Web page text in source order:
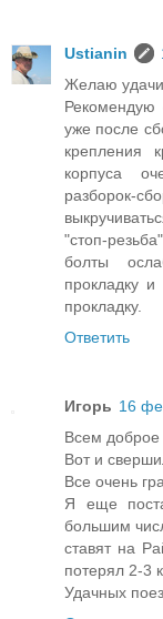
Ustianin
Желаю
уже после
крепления
корпуса
"стоп-
болты
прокладку
прокладку.
Ответить
Игорь 16
Всем доброе
Вот и
Все очень
Я еще
большим
ставят на
потерял 2-3
Удачных